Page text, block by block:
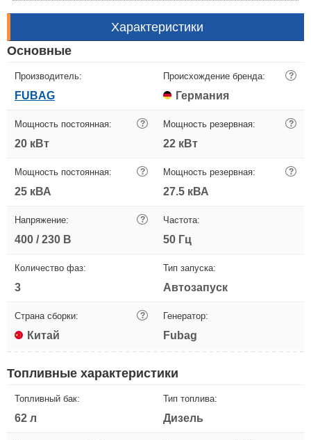
Характеристики
Основные
Производитель:
FUBAG
Происхождение бренда: ?
Германия
Мощность постоянная: ?
20 кВт
Мощность резервная: ?
22 кВт
Мощность постоянная: ?
25 кВА
Мощность резервная: ?
27.5 кВА
Напряжение: ?
400 / 230 В
Частота:
50 Гц
Количество фаз:
3
Тип запуска:
Автозапуск
Страна сборки: ?
Китай
Генератор:
Fubag
Топливные характеристики
Топливный бак:
62 л
Тип топлива:
Дизель